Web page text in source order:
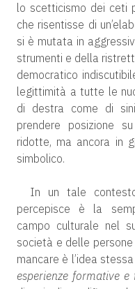
lo scetticismo dei ceti
che risentisse di
si è mutata in
strumenti e della
democratico
legittimità a tutte le
di destra come di
prendere posizione
ridotte, ma ancora in
simbolico.
In un tale
percepisce è la
campo culturale nel
società e delle
mancare è l’idea
esperienze formative